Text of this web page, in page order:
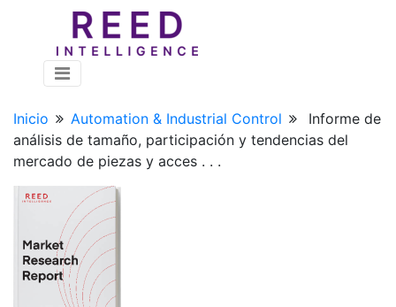
Inicio Automation & Industrial Control
Informe de
análisis de tamaño, participación y tendencias del
mercado de piezas y acces . . .